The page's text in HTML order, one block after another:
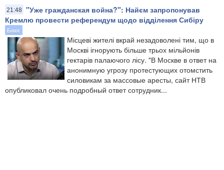
21:48 "Уже гражданская война?": Найєм запропонував
Кремлю провести референдум щодо відділення Сибіру
Блог
Місцеві жителі вкрай незадоволені тим, що в
Москві ігнорують більше трьох мільйонів
гектарів палаючого лісу. "В Москве в ответ на
анонимную угрозу протестующих отомстить
силовикам за массовые аресты, сайт НТВ
опубликовал очень подробный ответ сотрудник...